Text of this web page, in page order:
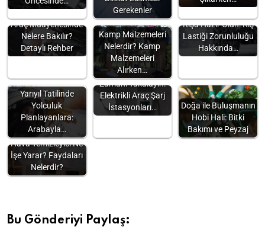
Gerekenler
Araç Muayenesinde
Nelere Bakılır?
Detaylı Rehber
Kamp Malzemeleri
Nelerdir? Kamp
Malzemeleri
Alırken…
Kışa Hazır Olun: Kış
Lastiği Zorunluluğu
Hakkında…
Yarıyıl Tatilinde
Yolculuk
Planlayanlara:
Arabayla…
Zamanı Yakalayın:
Elektrikli Araç Şarj
İstasyonları…
Doğa ile Buluşmanın
Hobi Hali: Bitki
Bakımı ve Peyzaj
Hava Temizleyici Ne
İşe Yarar? Faydaları
Nelerdir?
Bu Gönderiyi Paylaş: